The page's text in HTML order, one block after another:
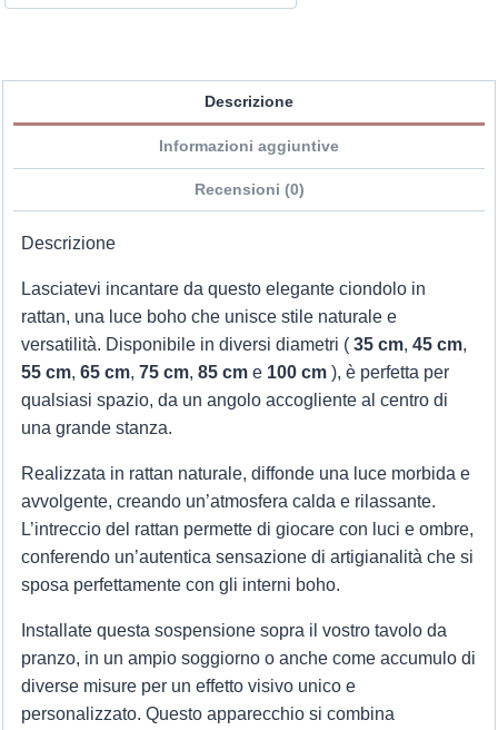
Descrizione
Informazioni aggiuntive
Recensioni (0)
Descrizione
Lasciatevi incantare da questo elegante ciondolo in
rattan, una luce boho che unisce stile naturale e
versatilità. Disponibile in diversi diametri ( 35 cm, 45 cm,
55 cm, 65 cm, 75 cm, 85 cme 100 cm), è perfetta per
qualsiasi spazio, da un angolo accogliente al centro di
una grande stanza.
Realizzata in rattan naturale, diffonde una luce morbida e
avvolgente, creando un’atmosfera calda e rilassante.
L’intreccio del rattan permette di giocare con luci e ombre,
conferendo un’autentica sensazione di artigianalità che si
sposa perfettamente con gli interni boho.
Installate questa sospensione sopra il vostro tavolo da
pranzo, in un ampio soggiorno o anche come accumulo di
diverse misure per un effetto visivo unico e
personalizzato. Questo apparecchio si combina